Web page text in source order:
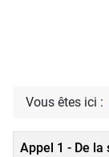
Vous êtes ici :
Titre
Appel 1 - De